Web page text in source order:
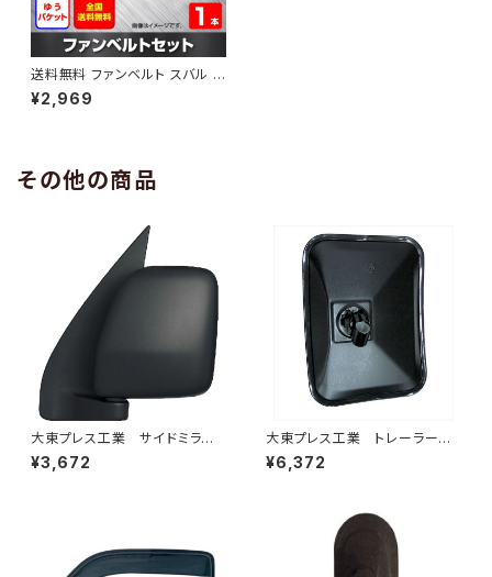
送料無料 ファンベルト スバル イ
ンプレッサG4 型式GJ3 H23.0
9～H28.10 （国内トップメーカ
¥2,969
その他の商品
大東プレス工業 サイドミラー/
バックミラーダイハツ ハイゼッ
トカーゴ 左 06年～ DI-64
¥3,672
大東プレス工業 トレーラーミ
ラー 黒 UD L013 NS
角型 左 DI-58B
¥6,372